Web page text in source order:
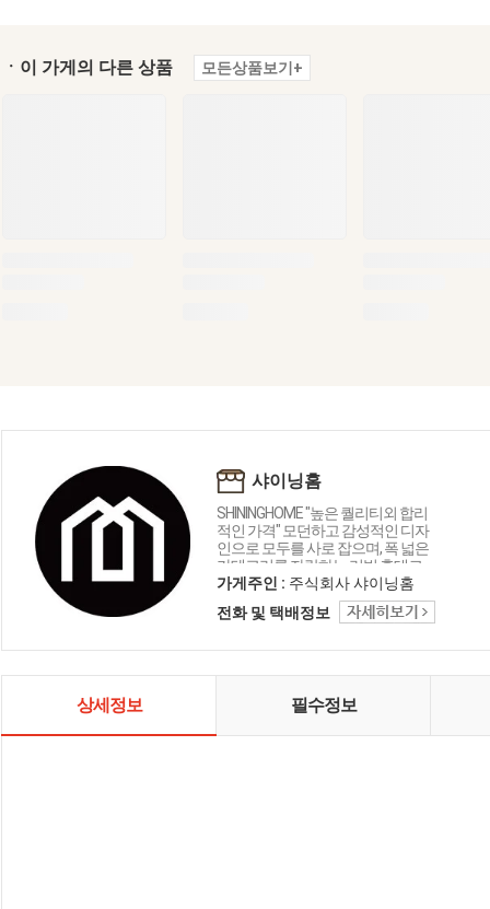
ㆍ이 가게의 다른 상품 모든상품보기+
샤이닝홈
SHININGHOME "높은 퀄리티외 합리
적인 가격" 모던하고 감성적인 디자
인으로 모두를 사로 잡으며, 폭 넓은
카테고리를 자랑하는 리빙 홈데코
인테리어 샤이닝홈입니다.
가게주인 : 주식회사 샤이닝홈
전화 및 택배정보
상세정보 필수정보